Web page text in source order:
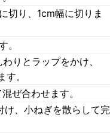
切り、1cm幅に切りま
。
りとラップをかけ、
。
ぜ合わせます。
け、小ねぎを散らして完